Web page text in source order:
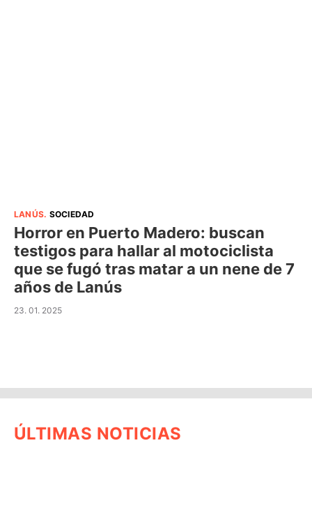
LANÚS. SOCIEDAD
Horror en Puerto Madero: buscan
testigos para hallar al motociclista
que se fugó tras matar a un nene de 7
años de Lanús
23. 01. 2025
ÚLTIMAS NOTICIAS